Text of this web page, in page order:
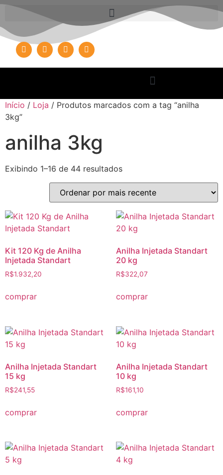
Início / Loja / Produtos marcados com a tag “anilha
3kg”
anilha 3kg
Exibindo 1–16 de 44 resultados
Kit 120 Kg de Anilha
Injetada Standart
R$1.932,20
comprar
Anilha Injetada Standart
20 kg
R$322,07
comprar
Anilha Injetada Standart
15 kg
R$241,55
comprar
Anilha Injetada Standart
10 kg
R$161,10
comprar